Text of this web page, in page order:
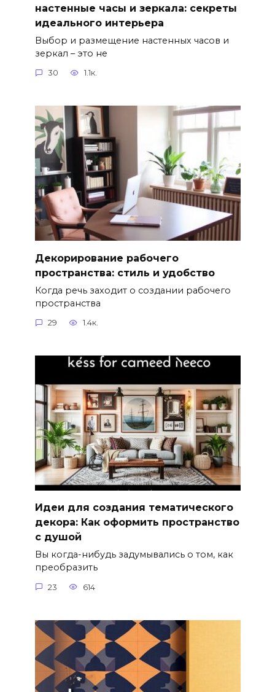
настенные часы и зеркала: секреты
идеального интерьера
Выбор и размещение настенных часов и
зеркал – это не
30 1.1к.
Декорирование рабочего
пространства: стиль и удобство
Когда речь заходит о создании рабочего
пространства
29 1.4к.
Идеи для создания тематического
декора: Как оформить пространство
с душой
Вы когда-нибудь задумывались о том, как
преобразить
23 614